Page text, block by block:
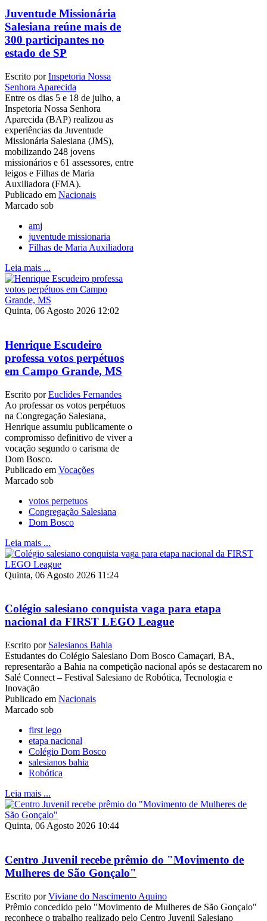
Juventude Missionária
Salesiana reúne mais de
300 participantes no
estado de SP
Escrito porInspetoria Nossa
Senhora Aparecida
Entre os dias 5 e 18 de julho, a
Inspetoria Nossa Senhora
Aparecida (BAP) realizou as
experiências da Juventude
Missionária Salesiana (JMS),
mobilizando 248 jovens
missionários e 61 assessores, entre
leigos e Filhas de Maria
Auxiliadora (FMA).
Publicado em Nacionais
Marcado sob
amj
juventude missionaria
Filhas de Maria Auxiliadora
Leia mais ...
Quinta, 06 Agosto 2026 12:02
Henrique Escudeiro
professa votos perpétuos
em Campo Grande, MS
Escrito porEuclides Fernandes
Ao professar os votos perpétuos
na Congregação Salesiana,
Henrique assumiu publicamente o
compromisso definitivo de viver a
vocação segundo o carisma de
Dom Bosco.
Publicado em Vocações
Marcado sob
votos perpetuos
Congregação Salesiana
Dom Bosco
Leia mais ...
Quinta, 06 Agosto 2026 11:24
Colégio salesiano conquista vaga para etapa
nacional da FIRST LEGO League
Escrito por Salesianos Bahia
Estudantes do Colégio Salesiano Dom Bosco Camaçari, BA,
representarão a Bahia na competição nacional após se destacarem no
Salé Connect – Festival Salesiano de Robótica, Tecnologia e
Inovação
Publicado em Nacionais
Marcado sob
first lego
etapa nacional
Colégio Dom Bosco
salesianos bahia
Robótica
Leia mais ...
Quinta, 06 Agosto 2026 10:44
Centro Juvenil recebe prêmio do "Movimento de
Mulheres de São Gonçalo"
Escrito porViviane do Nascimento Aquino
Prêmio concedido pelo "Movimento de Mulheres de São Gonçalo"
reconhece o trabalho realizado pelo Centro Juvenil Salesiano